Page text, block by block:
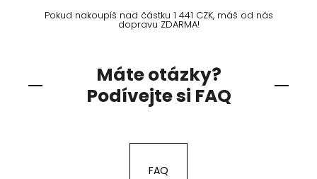
Pokud nakoupíš nad částku 1 441 CZK, máš od nás
dopravu ZDARMA!
Máte otázky?
Podívejte si FAQ
FAQ